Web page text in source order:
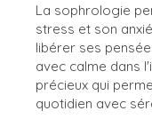
La sophrologie
stress et son
libérer ses
avec calme dans
précieux qui
quotidien avec